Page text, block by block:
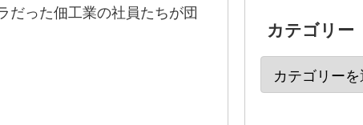
だった佃工業の社員たちが団
カテゴリー